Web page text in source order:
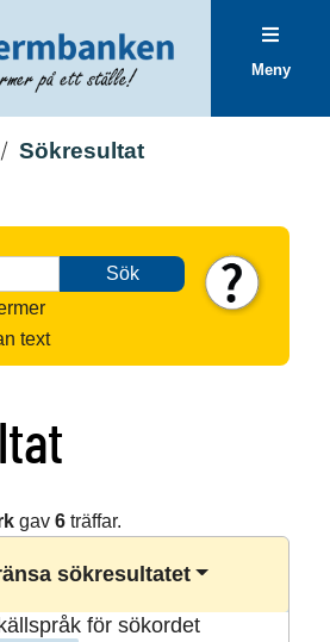
Meny
Sökresultat
Sök
text
gav 6träffar.
sökresultatet
för sökordet